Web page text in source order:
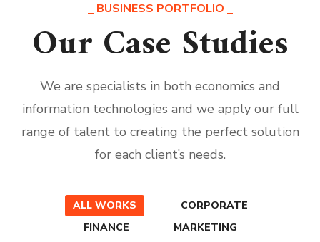
BUSINESS PORTFOLIO
Our Case Studies
We are specialists in both economics and
information technologies and we apply our full
range of talent to creating the perfect solution
for each client’s needs.
ALL WORKS
CORPORATE
FINANCE
MARKETING